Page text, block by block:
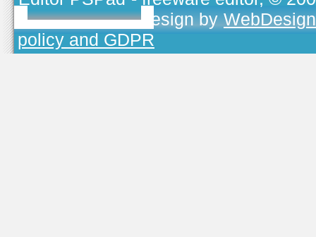
TOJEONO.CZ, design by
policy and GDPR